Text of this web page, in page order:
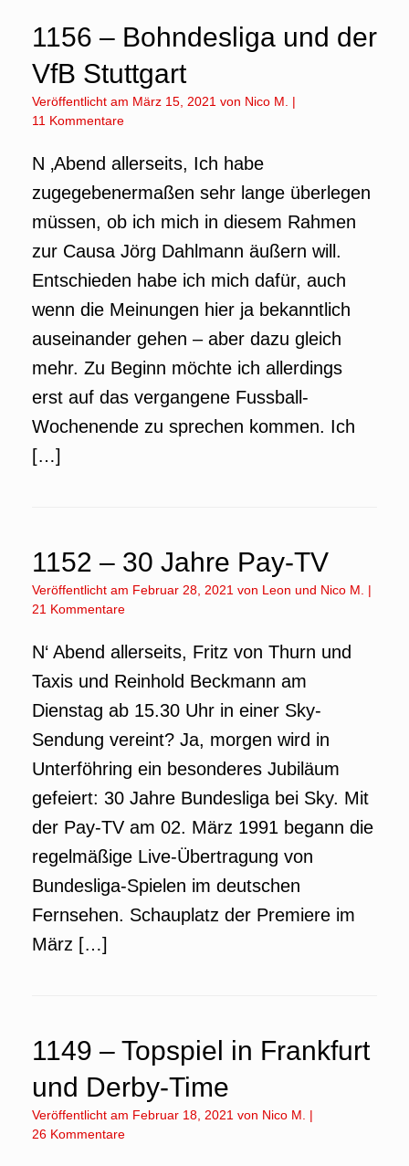
1156 – Bohndesliga und der
VfB Stuttgart
Veröffentlicht am März 15, 2021 von Nico M.
|
11 Kommentare
N ‚Abend allerseits, Ich habe
zugegebenermaßen sehr lange überlegen
müssen, ob ich mich in diesem Rahmen
zur Causa Jörg Dahlmann äußern will.
Entschieden habe ich mich dafür, auch
wenn die Meinungen hier ja bekanntlich
auseinander gehen – aber dazu gleich
mehr. Zu Beginn möchte ich allerdings
erst auf das vergangene Fussball-
Wochenende zu sprechen kommen. Ich
[…]
1152 – 30 Jahre Pay-TV
Veröffentlicht am Februar 28, 2021 von Leon und Nico M.
|
21 Kommentare
N‘ Abend allerseits, Fritz von Thurn und
Taxis und Reinhold Beckmann am
Dienstag ab 15.30 Uhr in einer Sky-
Sendung vereint? Ja, morgen wird in
Unterföhring ein besonderes Jubiläum
gefeiert: 30 Jahre Bundesliga bei Sky. Mit
der Pay-TV am 02. März 1991 begann die
regelmäßige Live-Übertragung von
Bundesliga-Spielen im deutschen
Fernsehen. Schauplatz der Premiere im
März […]
1149 – Topspiel in Frankfurt
und Derby-Time
Veröffentlicht am Februar 18, 2021 von Nico M.
|
26 Kommentare